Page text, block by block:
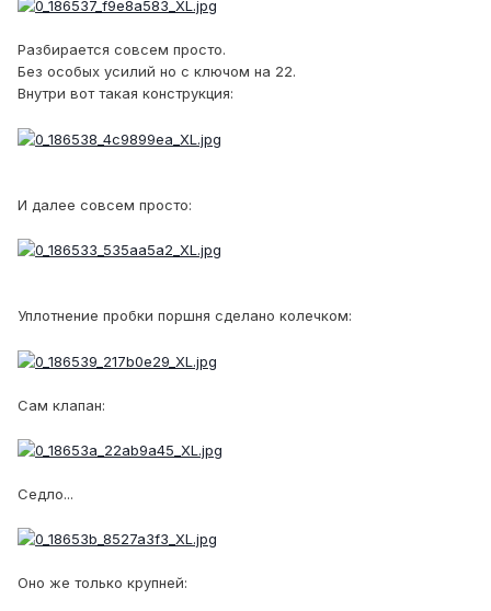
Разбирается совсем просто.
Без особых усилий но с ключом на 22.
Внутри вот такая конструкция:
И далее совсем просто:
Уплотнение пробки поршня сделано колечком:
Сам клапан:
Седло...
Оно же только крупней: